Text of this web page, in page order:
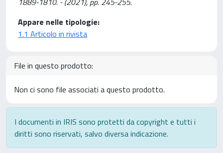
Appare nelle tipologie:
1.1 Articolo in rivista
File in questo prodotto:
Non ci sono file associati a questo prodotto.
I documenti in IRIS sono protetti da copyright e tutti i
diritti sono riservati, salvo diversa indicazione.